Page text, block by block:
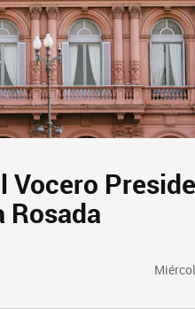
Vocero
Rosada